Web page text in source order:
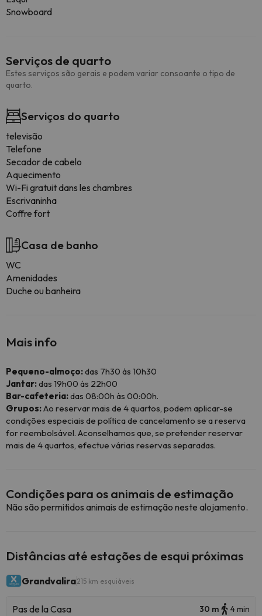
Snowboard
Serviços de quarto
Estes serviços são gerais e podem variar consoante o tipo de
quarto.
Serviços do quarto
televisão
Telefone
Secador de cabelo
Aquecimento
Wi-Fi gratuit dans les chambres
Escrivaninha
Coffre fort
Casa de banho
WC
Amenidades
Duche ou banheira
Mais info
Pequeno-almoço:das 7h30 às 10h30
Jantar:das 19h00 às 22h00
Bar-cafeteria:das 08:00h às 00:00h.
Grupos:Ao reservar mais de 4 quartos, podem aplicar-se
condições especiais de política de cancelamento se a reserva
for reembolsável. Aconselhamos que, se pretender reservar
mais de 4 quartos, efectue várias reservas separadas.
Condições para os animais de estimação
Não são permitidos animais de estimação neste alojamento.
Distâncias até estações de esqui próximas
Grandvalira215 km esquiáveis
Pas de la Casa 30 m 4 min